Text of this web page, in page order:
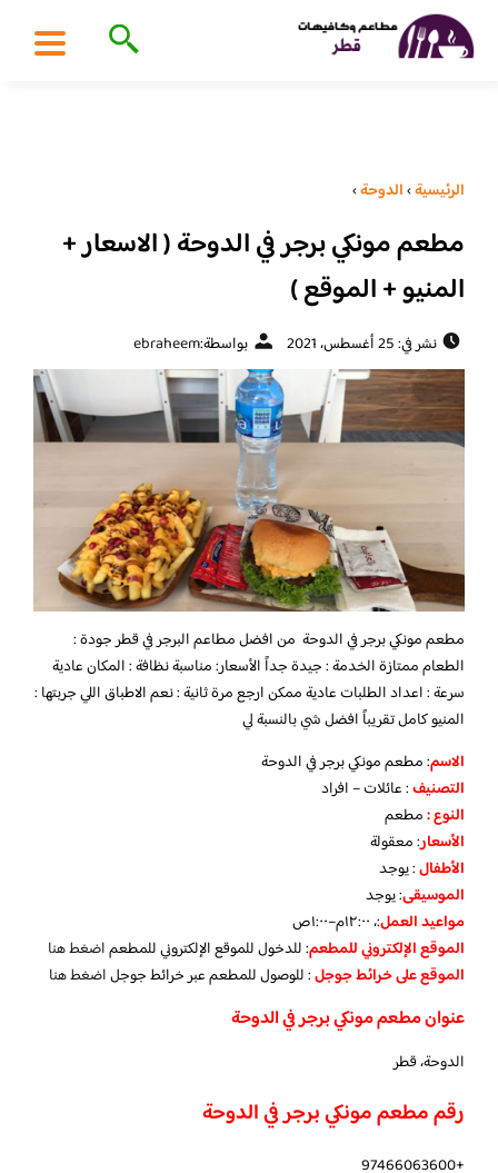
الرئيسية›الدوحة›
مطعم مونكي برجر في الدوحة ( الاسعار +
المنيو + الموقع )
نشر في: 25 أغسطس، 2021 بواسطة:ebraheem
مطعم مونكي برجر في الدوحة من افضل مطاعم البرجر في قطر جودة :
الطعام ممتازة الخدمة : جيدة جداً الأسعار: مناسبة نظافة : المكان عادية
سرعة : اعداد الطلبات عادية ممكن ارجع مرة ثانية : نعم الاطباق اللي جربتها :
المنيو كامل تقريباً افضل شي بالنسبة لي
الاسم: مطعم مونكي برجر في الدوحة
التصنيف: عائلات – افراد
النوع :مطعم
الأسعار:معقولة
الأطفال:يوجد
الموسيقى:يوجد
مواعيد العمل:، ١٢:٠٠م–١:٠٠ص
الموقع الإلكتروني للمطعم: للدخول للموقع الإلكتروني للمطعماضغط هنا
الموقع على خرائط جوجل: للوصول للمطعم عبر خرائط جوجلاضغط هنا
عنوان مطعم مونكي برجر في الدوحة
الدوحة، قطر
رقم مطعم مونكي برجر في الدوحة
+97466063600